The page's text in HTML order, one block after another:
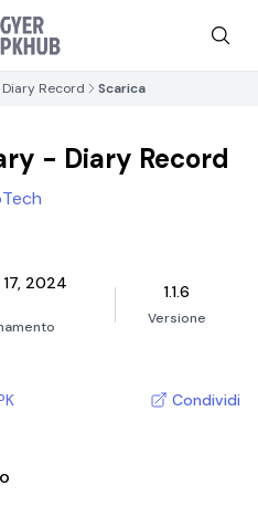
Record Scarica
- Diary Record
17, 2024 1.1.6
Versione
Condividi